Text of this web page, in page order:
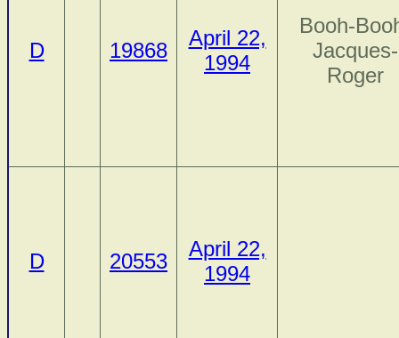
D 19868
April 22,
1994
Booh-
Jacques-
Roger
D 20553
April 22,
1994